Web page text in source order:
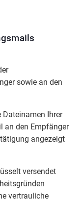
sowie an den
Dateinamen Ihrer
an den Empfänger
angezeigt
versendet
vertrauliche